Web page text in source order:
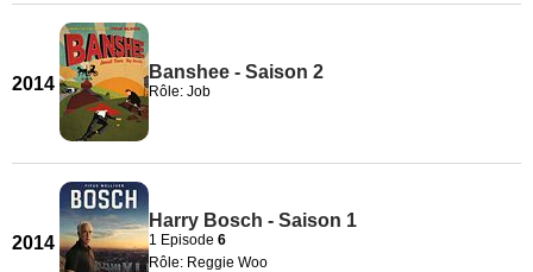
2014
Banshee - Saison 2
Rôle: Job
2014
Harry Bosch - Saison 1
1 Episode 6
Rôle: Reggie Woo